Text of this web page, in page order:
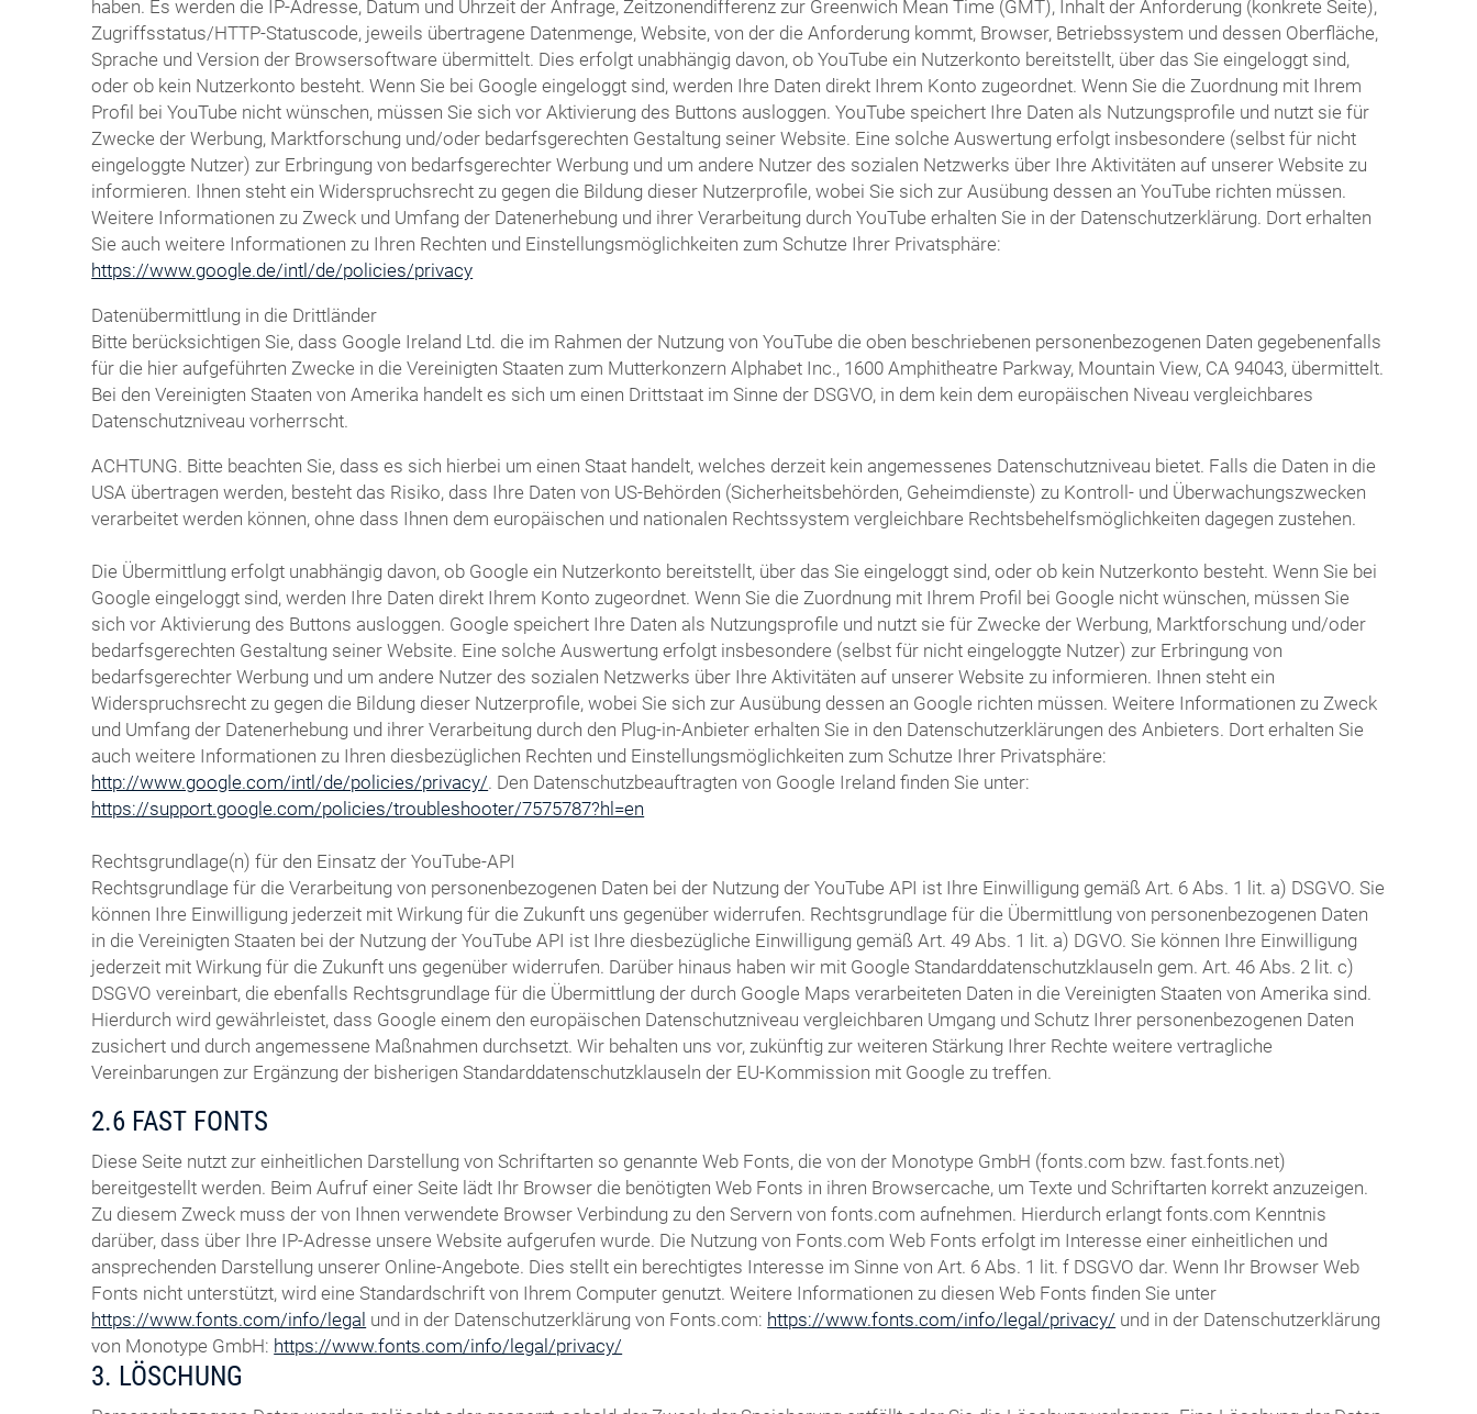
haben. Es werden die IP-Adresse, Datum und Uhrzeit der Anfrage, Zeitzonendifferenz zur Greenwich Mean Time (GMT), Inhalt der Anforderung (konkrete Seite),
Zugriffsstatus/HTTP-Statuscode, jeweils übertragene Datenmenge, Website, von der die Anforderung kommt, Browser, Betriebssystem und dessen Oberfläche,
Sprache und Version der Browsersoftware übermittelt. Dies erfolgt unabhängig davon, ob YouTube ein Nutzerkonto bereitstellt, über das Sie eingeloggt sind,
oder ob kein Nutzerkonto besteht. Wenn Sie bei Google eingeloggt sind, werden Ihre Daten direkt Ihrem Konto zugeordnet. Wenn Sie die Zuordnung mit Ihrem
Profil bei YouTube nicht wünschen, müssen Sie sich vor Aktivierung des Buttons ausloggen. YouTube speichert Ihre Daten als Nutzungsprofile und nutzt sie für
Zwecke der Werbung, Marktforschung und/oder bedarfsgerechten Gestaltung seiner Website. Eine solche Auswertung erfolgt insbesondere (selbst für nicht
eingeloggte Nutzer) zur Erbringung von bedarfsgerechter Werbung und um andere Nutzer des sozialen Netzwerks über Ihre Aktivitäten auf unserer Website zu
informieren. Ihnen steht ein Widerspruchsrecht zu gegen die Bildung dieser Nutzerprofile, wobei Sie sich zur Ausübung dessen an YouTube richten müssen.
Weitere Informationen zu Zweck und Umfang der Datenerhebung und ihrer Verarbeitung durch YouTube erhalten Sie in der Datenschutzerklärung. Dort erhalten
Sie auch weitere Informationen zu Ihren Rechten und Einstellungsmöglichkeiten zum Schutze Ihrer Privatsphäre:
https://www.google.de/intl/de/policies/privacy
Datenübermittlung in die Drittländer
Bitte berücksichtigen Sie, dass Google Ireland Ltd. die im Rahmen der Nutzung von YouTube die oben beschriebenen personenbezogenen Daten gegebenenfalls
für die hier aufgeführten Zwecke in die Vereinigten Staaten zum Mutterkonzern Alphabet Inc., 1600 Amphitheatre Parkway, Mountain View, CA 94043, übermittelt.
Bei den Vereinigten Staaten von Amerika handelt es sich um einen Drittstaat im Sinne der DSGVO, in dem kein dem europäischen Niveau vergleichbares
Datenschutzniveau vorherrscht.
ACHTUNG. Bitte beachten Sie, dass es sich hierbei um einen Staat handelt, welches derzeit kein angemessenes Datenschutzniveau bietet. Falls die Daten in die
USA übertragen werden, besteht das Risiko, dass Ihre Daten von US-Behörden (Sicherheitsbehörden, Geheimdienste) zu Kontroll- und Überwachungszwecken
verarbeitet werden können, ohne dass Ihnen dem europäischen und nationalen Rechtssystem vergleichbare Rechtsbehelfsmöglichkeiten dagegen zustehen.
Die Übermittlung erfolgt unabhängig davon, ob Google ein Nutzerkonto bereitstellt, über das Sie eingeloggt sind, oder ob kein Nutzerkonto besteht. Wenn Sie bei
Google eingeloggt sind, werden Ihre Daten direkt Ihrem Konto zugeordnet. Wenn Sie die Zuordnung mit Ihrem Profil bei Google nicht wünschen, müssen Sie
sich vor Aktivierung des Buttons ausloggen. Google speichert Ihre Daten als Nutzungsprofile und nutzt sie für Zwecke der Werbung, Marktforschung und/oder
bedarfsgerechten Gestaltung seiner Website. Eine solche Auswertung erfolgt insbesondere (selbst für nicht eingeloggte Nutzer) zur Erbringung von
bedarfsgerechter Werbung und um andere Nutzer des sozialen Netzwerks über Ihre Aktivitäten auf unserer Website zu informieren. Ihnen steht ein
Widerspruchsrecht zu gegen die Bildung dieser Nutzerprofile, wobei Sie sich zur Ausübung dessen an Google richten müssen. Weitere Informationen zu Zweck
und Umfang der Datenerhebung und ihrer Verarbeitung durch den Plug-in-Anbieter erhalten Sie in den Datenschutzerklärungen des Anbieters. Dort erhalten Sie
auch weitere Informationen zu Ihren diesbezüglichen Rechten und Einstellungsmöglichkeiten zum Schutze Ihrer Privatsphäre:
http://www.google.com/intl/de/policies/privacy/. Den Datenschutzbeauftragten von Google Ireland finden Sie unter:
https://support.google.com/policies/troubleshooter/7575787?hl=en
Rechtsgrundlage(n) für den Einsatz der YouTube-API
Rechtsgrundlage für die Verarbeitung von personenbezogenen Daten bei der Nutzung der YouTube API ist Ihre Einwilligung gemäß Art. 6 Abs. 1 lit. a) DSGVO. Sie
können Ihre Einwilligung jederzeit mit Wirkung für die Zukunft uns gegenüber widerrufen. Rechtsgrundlage für die Übermittlung von personenbezogenen Daten
in die Vereinigten Staaten bei der Nutzung der YouTube API ist Ihre diesbezügliche Einwilligung gemäß Art. 49 Abs. 1 lit. a) DGVO. Sie können Ihre Einwilligung
jederzeit mit Wirkung für die Zukunft uns gegenüber widerrufen. Darüber hinaus haben wir mit Google Standarddatenschutzklauseln gem. Art. 46 Abs. 2 lit. c)
DSGVO vereinbart, die ebenfalls Rechtsgrundlage für die Übermittlung der durch Google Maps verarbeiteten Daten in die Vereinigten Staaten von Amerika sind.
Hierdurch wird gewährleistet, dass Google einem den europäischen Datenschutzniveau vergleichbaren Umgang und Schutz Ihrer personenbezogenen Daten
zusichert und durch angemessene Maßnahmen durchsetzt. Wir behalten uns vor, zukünftig zur weiteren Stärkung Ihrer Rechte weitere vertragliche
Vereinbarungen zur Ergänzung der bisherigen Standarddatenschutzklauseln der EU-Kommission mit Google zu treffen.
2.6 FAST FONTS
Diese Seite nutzt zur einheitlichen Darstellung von Schriftarten so genannte Web Fonts, die von der Monotype GmbH (fonts.com bzw. fast.fonts.net)
bereitgestellt werden. Beim Aufruf einer Seite lädt Ihr Browser die benötigten Web Fonts in ihren Browsercache, um Texte und Schriftarten korrekt anzuzeigen.
Zu diesem Zweck muss der von Ihnen verwendete Browser Verbindung zu den Servern von fonts.com aufnehmen. Hierdurch erlangt fonts.com Kenntnis
darüber, dass über Ihre IP-Adresse unsere Website aufgerufen wurde. Die Nutzung von Fonts.com Web Fonts erfolgt im Interesse einer einheitlichen und
ansprechenden Darstellung unserer Online-Angebote. Dies stellt ein berechtigtes Interesse im Sinne von Art. 6 Abs. 1 lit. f DSGVO dar. Wenn Ihr Browser Web
Fonts nicht unterstützt, wird eine Standardschrift von Ihrem Computer genutzt. Weitere Informationen zu diesen Web Fonts finden Sie unter
https://www.fonts.com/info/legal und in der Datenschutzerklärung von Fonts.com: https://www.fonts.com/info/legal/privacy/ und in der Datenschutzerklärung
von Monotype GmbH: https://www.fonts.com/info/legal/privacy/
3. LÖSCHUNG